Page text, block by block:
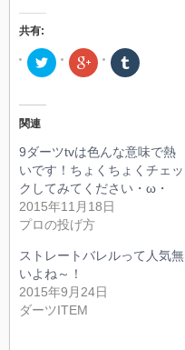
共有:
ク
リ
共
有
(新
し
い
ウ
ィ
ン
ド
で
開
き
ま
す)
ク
リ
共
有
(新
し
い
ウ
ィ
ン
ド
で
ま
す)
ク
リ
共
有
(新
し
い
で
関連
9ダーツtvは色んな意味で熱
いです！ちょくちょくチェッ
クしてみてください・ω・
2015年11月18日
プロの投げ方
ストレートバレルって人気無
いよね～！
2015年9月24日
ダーツITEM